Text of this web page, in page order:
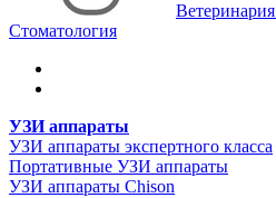
Ветеринария
Стоматология
УЗИ аппараты
УЗИ аппараты экспертного класса
Портативные УЗИ аппараты
УЗИ аппараты Chison